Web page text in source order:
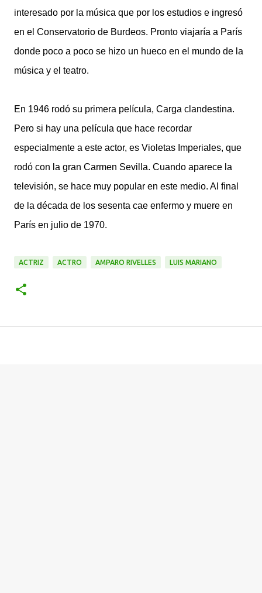
interesado por la música que por los estudios e ingresó
en el Conservatorio de Burdeos. Pronto viajaría a París
donde poco a poco se hizo un hueco en el mundo de la
música y el teatro.
En 1946 rodó su primera película, Carga clandestina.
Pero si hay una película que hace recordar
especialmente a este actor, es Violetas Imperiales, que
rodó con la gran Carmen Sevilla. Cuando aparece la
televisión, se hace muy popular en este medio. Al final
de la década de los sesenta cae enfermo y muere en
París en julio de 1970.
ACTRIZ ACTRO AMPARO RIVELLES LUIS MARIANO